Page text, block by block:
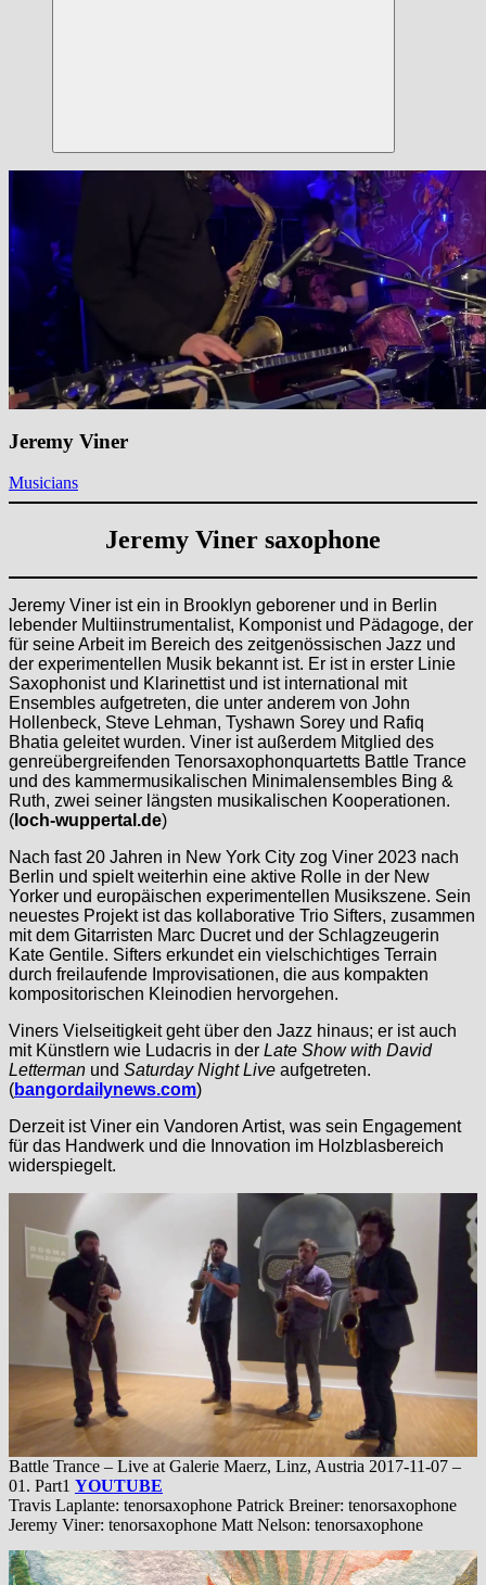
Suchen
Jeremy Viner
Musicians
Jeremy Viner saxophone
Jeremy Viner ist ein in Brooklyn geborener und in Berlin
lebender Multiinstrumentalist, Komponist und Pädagoge, der
für seine Arbeit im Bereich des zeitgenössischen Jazz und
der experimentellen Musik bekannt ist. Er ist in erster Linie
Saxophonist und Klarinettist und ist international mit
Ensembles aufgetreten, die unter anderem von John
Hollenbeck, Steve Lehman, Tyshawn Sorey und Rafiq
Bhatia geleitet wurden. Viner ist außerdem Mitglied des
genreübergreifenden Tenorsaxophonquartetts Battle Trance
und des kammermusikalischen Minimalensembles Bing &
Ruth, zwei seiner längsten musikalischen Kooperationen.
( loch-wuppertal.de)
Nach fast 20 Jahren in New York City zog Viner 2023 nach
Berlin und spielt weiterhin eine aktive Rolle in der New
Yorker und europäischen experimentellen Musikszene. Sein
neuestes Projekt ist das kollaborative Trio Sifters, zusammen
mit dem Gitarristen Marc Ducret und der Schlagzeugerin
Kate Gentile. Sifters erkundet ein vielschichtiges Terrain
durch freilaufende Improvisationen, die aus kompakten
kompositorischen Kleinodien hervorgehen.
Viners Vielseitigkeit geht über den Jazz hinaus; er ist auch
mit Künstlern wie Ludacris in der Late Show with David
Letterman und Saturday Night Live aufgetreten.
(bangordailynews.com)
Derzeit ist Viner ein Vandoren Artist, was sein Engagement
für das Handwerk und die Innovation im Holzblasbereich
widerspiegelt.
Battle Trance – Live at Galerie Maerz, Linz, Austria 2017-11-07 –
01. Part1 YOUTUBE
Travis Laplante: tenorsaxophone Patrick Breiner: tenorsaxophone
Jeremy Viner: tenorsaxophone Matt Nelson: tenorsaxophone